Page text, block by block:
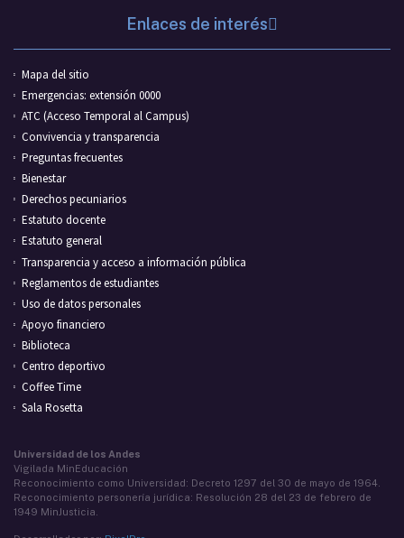
Enlaces de interés
Mapa del sitio
Emergencias: extensión 0000
ATC (Acceso Temporal al Campus)
Convivencia y transparencia
Preguntas frecuentes
Bienestar
Derechos pecuniarios
Estatuto docente
Estatuto general
Transparencia y acceso a información pública
Reglamentos de estudiantes
Uso de datos personales
Apoyo financiero
Biblioteca
Centro deportivo
Coffee Time
Sala Rosetta
Universidad de los Andes
Vigilada MinEducación
Reconocimiento como Universidad: Decreto 1297 del 30 de mayo de 1964.
Reconocimiento personería jurídica: Resolución 28 del 23 de febrero de
1949 MinJusticia.